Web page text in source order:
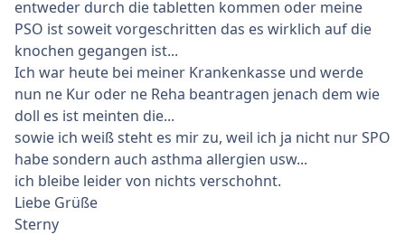
entweder durch die tabletten kommen oder meine
PSO ist soweit vorgeschritten das es wirklich auf die
knochen gegangen ist...
Ich war heute bei meiner Krankenkasse und werde
nun ne Kur oder ne Reha beantragen jenach dem wie
doll es ist meinten die...
sowie ich weiß steht es mir zu, weil ich ja nicht nur SPO
habe sondern auch asthma allergien usw...
ich bleibe leider von nichts verschohnt.
Liebe Grüße
Sterny